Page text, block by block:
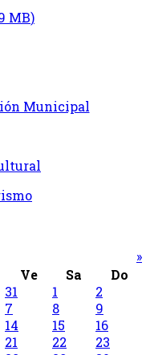
MB)
»
Ve Sa
Do
31 1
2
7 8
9
14 15
16
21 22
23